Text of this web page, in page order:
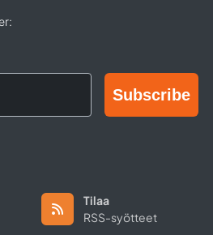
Subscribe
Tilaa
RSS-syötteet